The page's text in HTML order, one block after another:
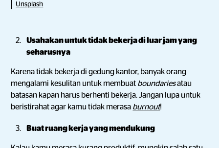
Unsplash
Usahakan untuk tidak bekerja di luar jam yang
seharusnya
Karena tidak bekerja di gedung kantor, banyak orang
mengalami kesulitan untuk membuat boundariesatau
batasan kapan harus berhenti bekerja. Jangan lupa untuk
beristirahat agar kamu tidak merasa burnout!
Buat ruang kerja yang mendukung